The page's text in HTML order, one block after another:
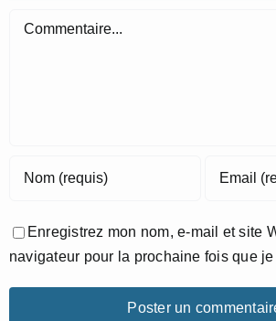
Commentaire
Enregistrez mon nom, e-mail et site
navigateur pour la prochaine fois que